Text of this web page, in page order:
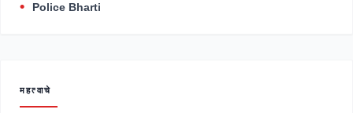
Police Bharti
महत्वाचे